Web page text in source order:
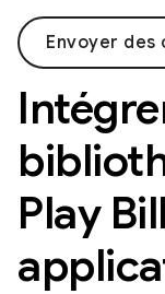
Envoyer des
Play